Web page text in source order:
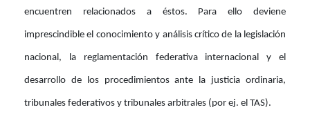
encuentren relacionados a éstos. Para ello deviene
imprescindible el conocimiento y análisis crítico de la legislación
nacional, la reglamentación federativa internacional y el
desarrollo de los procedimientos ante la justicia ordinaria,
tribunales federativos y tribunales arbitrales (por ej. el TAS).